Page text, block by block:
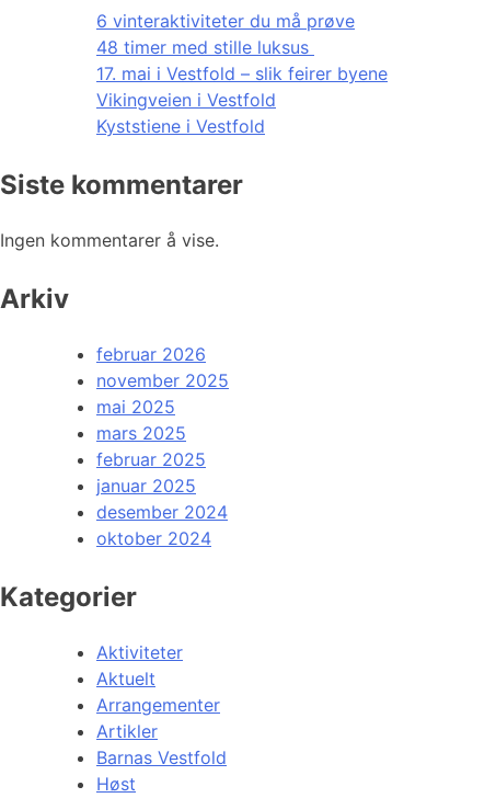
6 vinteraktiviteter du må prøve
48 timer med stille luksus
17. mai i Vestfold – slik feirer byene
Vikingveien i Vestfold
Kyststiene i Vestfold
Siste kommentarer
Ingen kommentarer å vise.
Arkiv
februar 2026
november 2025
mai 2025
mars 2025
februar 2025
januar 2025
desember 2024
oktober 2024
Kategorier
Aktiviteter
Aktuelt
Arrangementer
Artikler
Barnas Vestfold
Høst